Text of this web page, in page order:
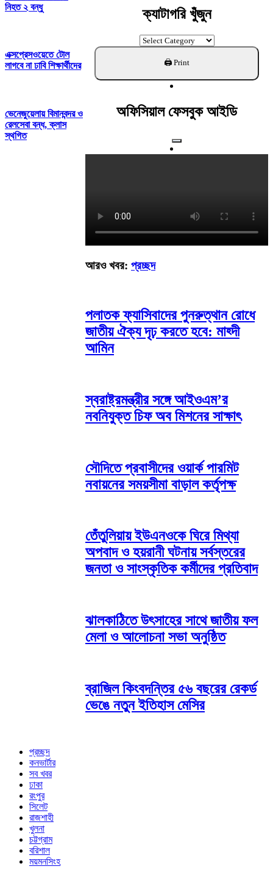
নিহত ২ বন্ধু
এক্সপ্রেসওয়েতে টোল
লাগবে না ঢাবি শিক্ষার্থীদের
ভেনেজুয়েলায় বিমানবন্দর ও
রেলসেবা বন্ধ, ক্লাস
স্থগিত
ক্যাটাগরি খুঁজুন
ক্যাটাগরি
খুঁজুন
অফিসিয়াল ফেসবুক আইডি
আরও খবর: প্রচ্ছদ
পলাতক ফ্যাসিবাদের পুনরুত্থান রোধে
জাতীয় ঐক্য দৃঢ় করতে হবে: মাহ্দী
আমিন
স্বরাষ্ট্রমন্ত্রীর সঙ্গে আইওএম’র
নবনিযুক্ত চিফ অব মিশনের সাক্ষাৎ
সৌদিতে প্রবাসীদের ওয়ার্ক পারমিট
নবায়নের সময়সীমা বাড়াল কর্তৃপক্ষ
তেঁতুলিয়ায় ইউএনওকে ঘিরে মিথ্যা
অপবাদ ও হয়রানী ঘটনায় সর্বস্তরের
জনতা ও সাংস্কৃতিক কর্মীদের প্রতিবাদ
ঝালকাঠিতে উৎসাহের সাথে জাতীয় ফল
মেলা ও আলোচনা সভা অনুষ্ঠিত
ব্রাজিল কিংবদন্তির ৫৬ বছরের রেকর্ড
ভেঙে নতুন ইতিহাস মেসির
প্রচ্ছদ
কনভার্টার
সব খবর
ঢাকা
রংপুর
সিলেট
রাজশাহী
খুলনা
চট্টগ্রাম
বরিশাল
ময়মনসিংহ